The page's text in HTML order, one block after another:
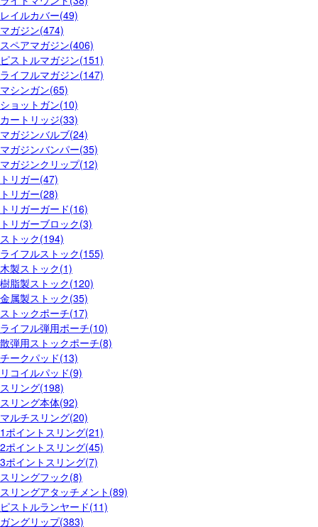
レイルカバー(49)
マガジン(474)
スペアマガジン(406)
ピストルマガジン(151)
ライフルマガジン(147)
マシンガン(65)
ショットガン(10)
カートリッジ(33)
マガジンバルブ(24)
マガジンバンパー(35)
マガジンクリップ(12)
トリガー(47)
トリガー(28)
トリガーガード(16)
トリガーブロック(3)
ストック(194)
ライフルストック(155)
木製ストック(1)
樹脂製ストック(120)
金属製ストック(35)
ストックポーチ(17)
ライフル弾用ポーチ(10)
散弾用ストックポーチ(8)
チークパッド(13)
リコイルパッド(9)
スリング(198)
スリング本体(92)
マルチスリング(20)
1ポイントスリング(21)
2ポイントスリング(45)
3ポイントスリング(7)
スリングフック(8)
スリングアタッチメント(89)
ピストルランヤード(11)
ガングリップ(383)